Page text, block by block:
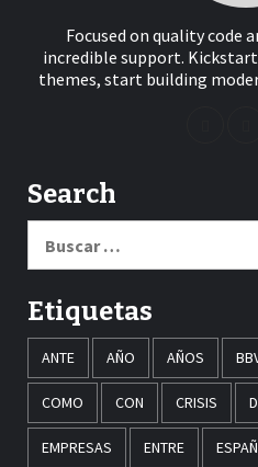
Focused on quality code
incredible support.
themes, start building
Search
Etiquetas
ANTE AÑO AÑOS
COMO CON CRISIS
EMPRESAS ENTRE